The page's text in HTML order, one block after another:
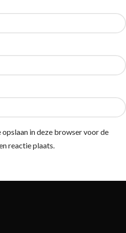
in deze browser voor de
reactie plaats.